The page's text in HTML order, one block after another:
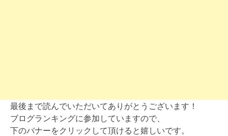
最後まで読んでいただいてありがとうございます！
ブログランキングに参加していますので、
下のバナーをクリックして頂けると嬉しいです。